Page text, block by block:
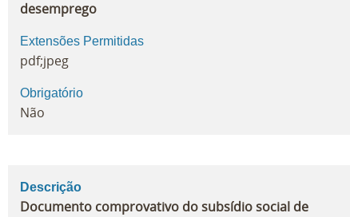
desemprego
Extensões Permitidas
pdf;jpeg
Obrigatório
Não
Descrição
Documento comprovativo do subsídio social de